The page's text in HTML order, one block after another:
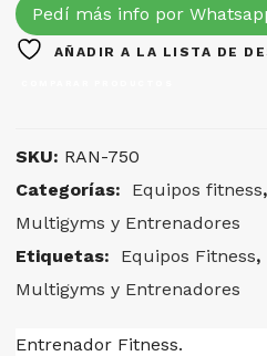
Pedí más info por
AÑADIR A LA LISTA DE
SKU: RAN-750
Categorías:
Equipos fitness,
Multigyms y Entrenadores
Etiquetas:
Equipos Fitness,
Multigyms y Entrenadores
Entrenador Fitness.